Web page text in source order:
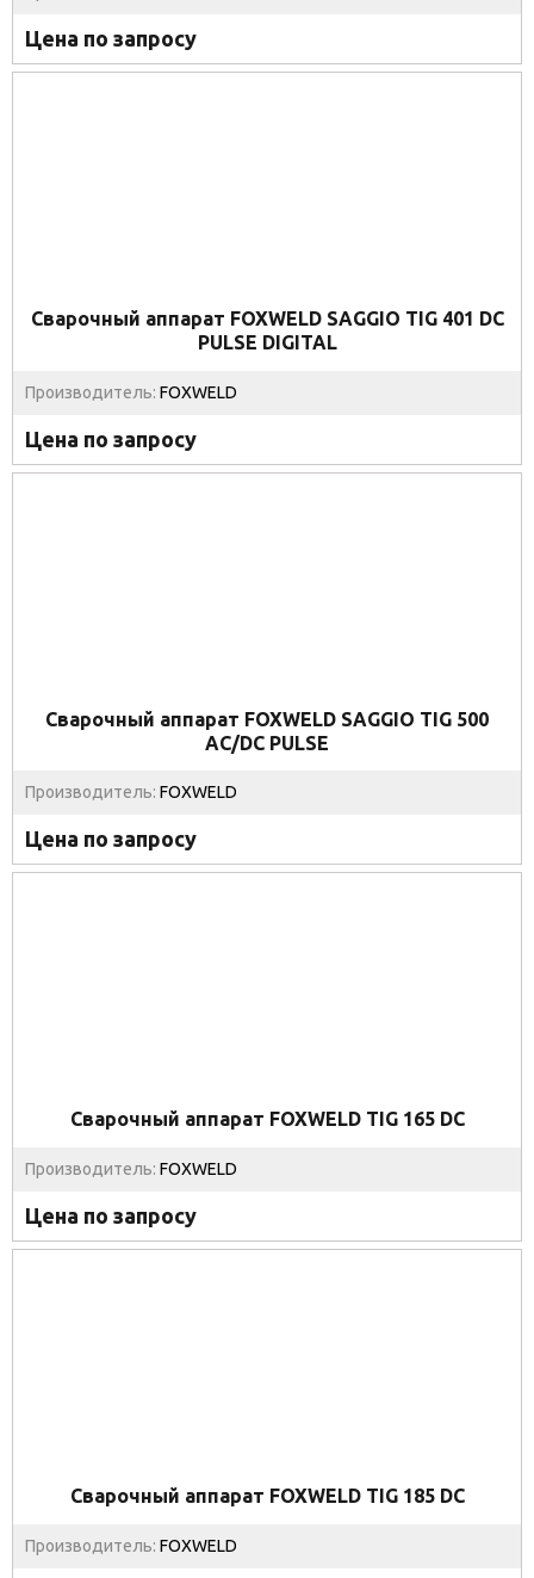
Цена по запросу
Сварочный аппарат FOXWELD SAGGIO TIG 401 DC
PULSE DIGITAL
Производитель: FOXWELD
Цена по запросу
Сварочный аппарат FOXWELD SAGGIO TIG 500
AC/DC PULSE
Производитель: FOXWELD
Цена по запросу
Сварочный аппарат FOXWELD TIG 165 DC
Производитель: FOXWELD
Цена по запросу
Сварочный аппарат FOXWELD TIG 185 DC
Производитель: FOXWELD